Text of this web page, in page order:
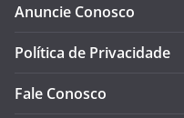
Anuncie Conosco
Política de Privacidade
Fale Conosco